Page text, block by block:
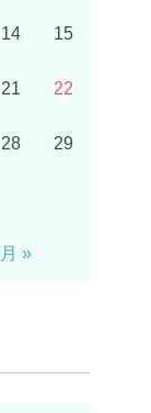
14 15
21 22
28 29
»